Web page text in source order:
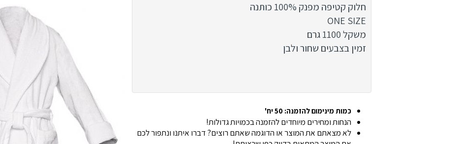
חלוק קטיפה מפנק 100% כותנה
ONE SIZE
משקל 1100 גרם
זמין בצבעים שחור ולבן
כמות מינימום להזמנה: 50 יח'
הנחות ומחירים מיוחדים להזמנה בכמויות גדולות!
לא מצאתם את המוצר או הדוגמה שאתם רוצים? דברו איתנו ונתפור לכם